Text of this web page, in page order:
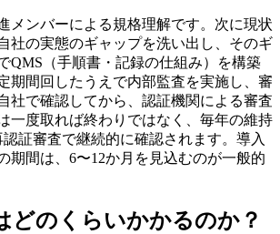
メンバーによる規格理解です。次に現状
社の実態のギャップを洗い出し、そのギ
QMS（手順書・記録の仕組み）を構築
期間回したうえで内部監査を実施し、審
社で確認してから、認証機関による審査
一度取れば終わりではなく、毎年の維持
証審査で継続的に確認されます。導入
期間は、6〜12か月を見込むのが一般的
どのくらいかかるのか？